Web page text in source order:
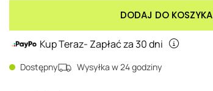
DODAJ DO KOSZYKA
Kup Teraz- Zapłać za 30 dni
Dostępny Wysyłka w 24 godziny